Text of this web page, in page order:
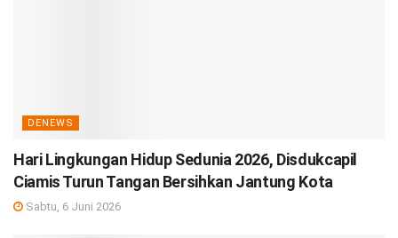
DENEWS
Hari Lingkungan Hidup Sedunia 2026, Disdukcapil
Ciamis Turun Tangan Bersihkan Jantung Kota
Sabtu, 6 Juni 2026